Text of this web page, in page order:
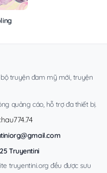
truyện đam mỹ mới, truyện
quảng cáo, hỗ trợ đa thiết bị.
Truyentini
truyentini.org đều được sưu